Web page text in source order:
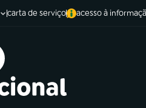
carta de serviço acesso à